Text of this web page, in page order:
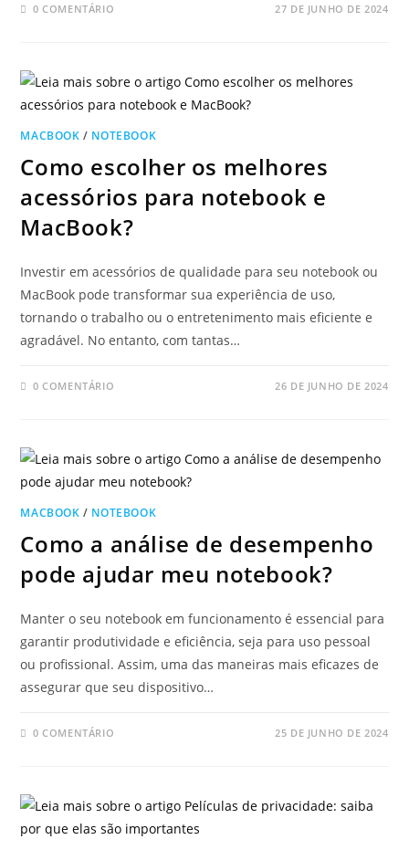
0 COMENTÁRIO 27 DE JUNHO DE 2024
MACBOOK / NOTEBOOK
Como escolher os melhores
acessórios para notebook e
MacBook?
Investir em acessórios de qualidade para seu notebook ou
MacBook pode transformar sua experiência de uso,
tornando o trabalho ou o entretenimento mais eficiente e
agradável. No entanto, com tantas…
0 COMENTÁRIO 26 DE JUNHO DE 2024
MACBOOK / NOTEBOOK
Como a análise de desempenho
pode ajudar meu notebook?
Manter o seu notebook em funcionamento é essencial para
garantir produtividade e eficiência, seja para uso pessoal
ou profissional. Assim, uma das maneiras mais eficazes de
assegurar que seu dispositivo…
0 COMENTÁRIO 25 DE JUNHO DE 2024